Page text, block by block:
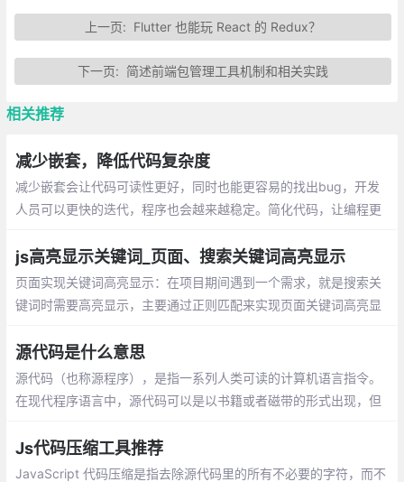
上一页: Flutter 也能玩 React 的 Redux？
下一页: 简述前端包管理工具机制和相关实践
相关推荐
减少嵌套，降低代码复杂度
减少嵌套会让代码可读性更好，同时也能更容易的找出bug，开发
人员可以更快的迭代，程序也会越来越稳定。简化代码，让编程更
js高亮显示关键词_页面、搜索关键词高亮显示
页面实现关键词高亮显示：在项目期间遇到一个需求，就是搜索关
键词时需要高亮显示，主要通过正则匹配来实现页面关键词高亮显
筛选出符合关键字的内容并将关键字高亮
源代码是什么意思
源代码（也称源程序），是指一系列人类可读的计算机语言指令。
在现代程序语言中，源代码可以是以书籍或者磁带的形式出现，但
算机程序。
Js代码压缩工具推荐
JavaScript 代码压缩是指去除源代码里的所有不必要的字符，而不